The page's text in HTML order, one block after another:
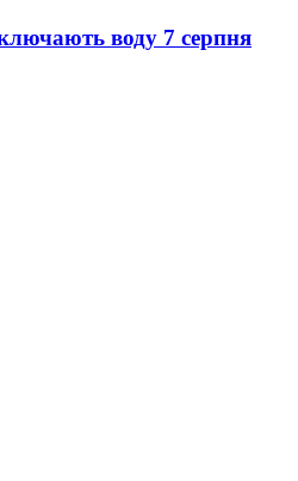
воду 7 серпня